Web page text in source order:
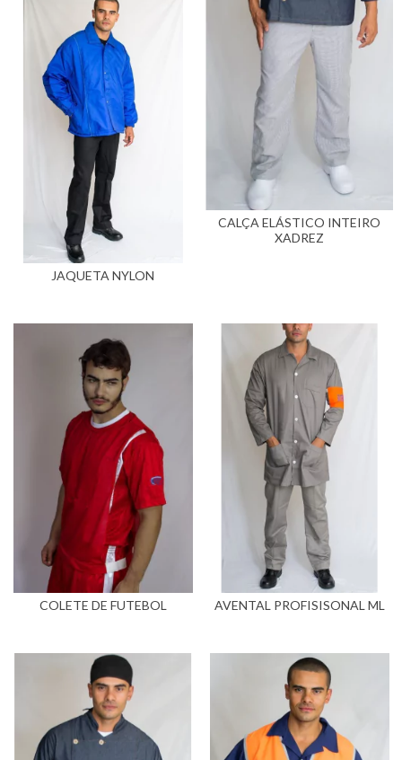
JAQUETA NYLON
CALÇA ELÁSTICO INTEIRO
XADREZ
COLETE DE FUTEBOL AVENTAL PROFISISONAL ML